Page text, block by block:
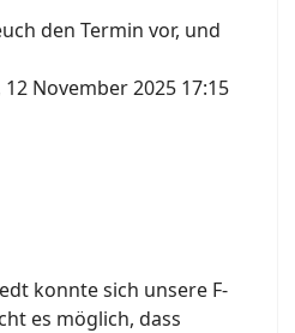
den Termin vor, und
November 2025 17:15
konnte sich unsere F-
es möglich, dass